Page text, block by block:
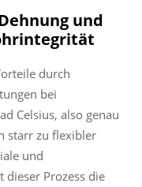
und
durch
bei
Celsius, also genau
starr zu flexibler
und
dieser Prozess die